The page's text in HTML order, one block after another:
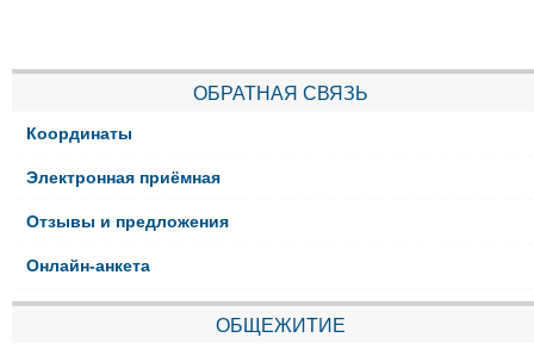
ОБРАТНАЯ СВЯЗЬ
Координаты
Электронная приёмная
Отзывы и предложения
Онлайн-анкета
ОБЩЕЖИТИЕ